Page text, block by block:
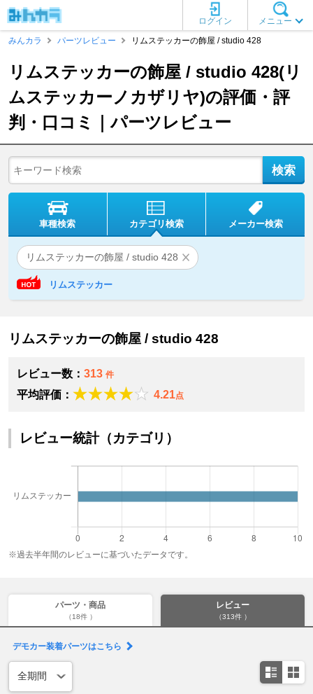
メニュー
ログイン
みんカラ
パーツレビュー リムステッカーの飾屋 / studio 428
リムステッカーの飾屋 / studio 428(リ
ムステッカーノカザリヤ)の評価・評
判・口コミ｜パーツレビュー
車種検索 カテゴリ検索 メーカー検索
リムステッカーの飾屋 / studio 428
リムステッカー
リムステッカーの飾屋 / studio 428
レビュー数： 313 件
平均評価： 4.21点
レビュー統計（カテゴリ）
※過去半年間のレビューに基づいたデータです。
パーツ・商品
（18件 ）
レビュー
（313件 ）
デモカー装着パーツはこちら